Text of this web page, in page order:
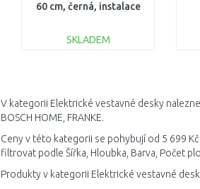
60 cm, černá, instalace
SKLADEM
V kategorii Elektrické vestavné desky
BOSCH HOME, FRANKE.
Ceny v této kategorii se pohybují od 5 699
filtrovat podle Šířka, Hloubka, Barva, Počet
Produkty v kategorii Elektrické vestavné